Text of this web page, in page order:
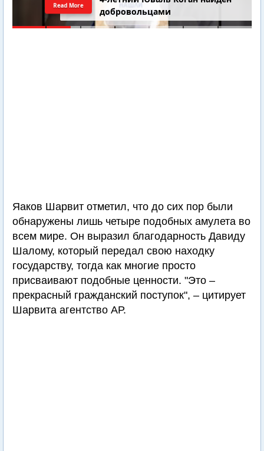
добровольцами
Read More
Яаков Шарвит отметил, что до сих пор были
обнаружены лишь четыре подобных амулета во
всем мире. Он выразил благодарность Давиду
Шалому, который передал свою находку
государству, тогда как многие просто
присваивают подобные ценности. "Это –
прекрасный гражданский поступок", – цитирует
Шарвита агентство АР.